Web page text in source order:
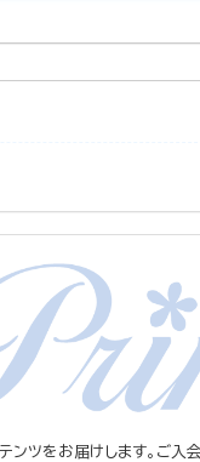
ツをお届けします。ご入